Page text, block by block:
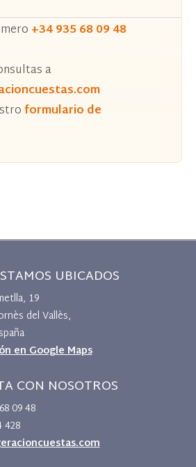
+34 935 68 09 48
a
formulario de
UBICADOS
19
del Vallès,
en Google Maps
CON NOSOTROS
09 48
428